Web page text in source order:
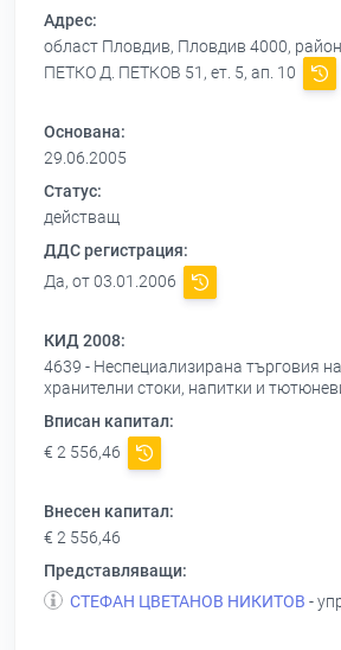
Адрес:
област Пловдив, Пловдив 4000,
ПЕТКО Д. ПЕТКОВ 51, ет. 5, ап. 10
Основана:
29.06.2005
Статус:
действащ
ДДС регистрация:
Да, от 03.01.2006
КИД 2008:
4639 - Неспециализирана търговия
хранителни стоки, напитки и
Вписан капитал:
€ 2 556,46
Внесен капитал:
€ 2 556,46
Представляващи:
СТЕФАН ЦВЕТАНОВ НИКИТОВ -